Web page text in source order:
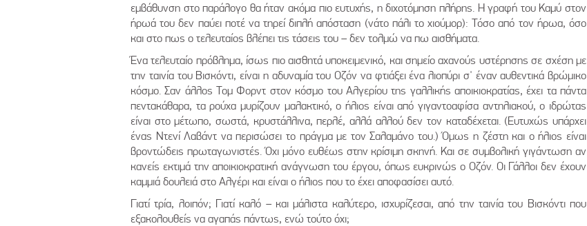
εμβάθυνση στο παράλογο θα ήταν ακόμα πιο ευτυχής, η διχοτόμηση πλήρης. Η γραφή του Καμύ στον
ήρωά του δεν παύει ποτέ να τηρεί διπλή απόσταση (νάτο πάλι το χιούμορ): Τόσο από τον ήρωα, όσο
και στο πως ο τελευταίος βλέπει τις τάσεις του – δεν τολμώ να πω αισθήματα.
Ένα τελευταίο πρόβλημα, ίσως πιο αισθητά υποκειμενικό, και σημείο αχανούς υστέρησης σε σχέση με
την ταινία του Βισκόντι, είναι η αδυναμία του Οζόν να φτιάξει ένα λιοπύρι σ' έναν αυθεντικά βρώμικο
κόσμο. Σαν άλλος Τομ Φορντ στον κόσμο του Αλγερίου της γαλλικής αποικιοκρατίας, έχει τα πάντα
πεντακάθαρα, τα ρούχα μυρίζουν μαλακτικό, ο ήλιος είναι από γιγαντοαφίσα αντηλιακού, ο ιδρώτας
είναι στο μέτωπο, σωστά, κρυστάλλινα, περλέ, αλλά αλλού δεν τον καταδέχεται. (Ευτυχώς υπάρχει
ένας Ντενί Λαβάντ να περισώσει το πράγμα με τον Σαλαμάνο του.) Όμως η ζέστη και ο ήλιος είναι
βροντώδεις πρωταγωνιστές. Όχι μόνο ευθέως στην κρίσιμη σκηνή. Και σε συμβολική γιγάντωση αν
κανείς εκτιμά την αποικιοκρατική ανάγνωση του έργου, όπως ευκρινώς ο Οζόν. Οι Γάλλοι δεν έχουν
καμμιά δουλειά στο Αλγέρι και είναι ο ήλιος που το έχει αποφασίσει αυτό.
Γιατί τρία, λοιπόν; Γιατί καλό – και μάλιστα καλύτερο, ισχυρίζεσαι, από την ταινία του Βισκόντι που
εξακολουθείς να αγαπάς πάντως, ενώ τούτο όχι;